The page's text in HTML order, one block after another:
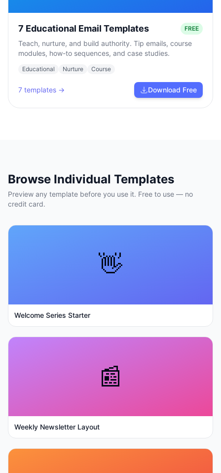
7 Educational Email Templates FREE
Teach, nurture, and build authority. Tip emails, course
modules, how-to sequences, and case studies.
Educational Nurture Course
7 templates → Download Free
Browse Individual Templates
Preview any template before you use it. Free to use — no
credit card.
👋
Welcome Series Starter
📰
Weekly Newsletter Layout